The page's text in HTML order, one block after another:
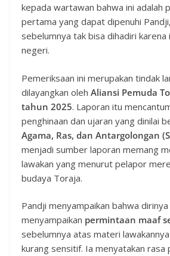
kepada wartawan bahwa ini adalah
pertama yang dapat dipenuhi
sebelumnya tak bisa dihadiri karena
negeri.
Pemeriksaan ini merupakan tindak
dilayangkan oleh Aliansi Pemuda
tahun 2025. Laporan itu
penghinaan dan ujaran yang dinilai
Agama, Ras, dan Antargolongan
menjadi sumber laporan memang
lawakan yang menurut pelapor
budaya Toraja.
Pandji menyampaikan bahwa
menyampaikan permintaan maaf
sebelumnya atas materi
kurang sensitif. Ia menyatakan rasa